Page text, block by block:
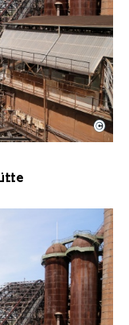
Hütte mit
Hütte | Karl
©